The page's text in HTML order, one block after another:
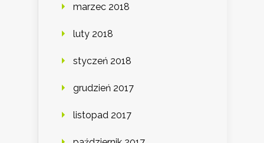
marzec 2018
luty 2018
styczeń 2018
grudzień 2017
listopad 2017